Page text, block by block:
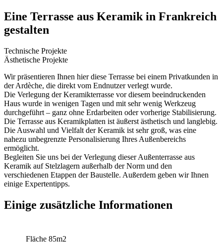
Eine Terrasse aus Keramik in Frankreich
gestalten
Technische Projekte
Ästhetische Projekte
Wir präsentieren Ihnen hier diese Terrasse bei einem Privatkunden in
der Ardèche, die direkt vom Endnutzer verlegt wurde.
Die Verlegung der Keramikterrasse vor diesem beeindruckenden
Haus wurde in wenigen Tagen und mit sehr wenig Werkzeug
durchgeführt – ganz ohne Erdarbeiten oder vorherige Stabilisierung.
Die Terrasse aus Keramikplatten ist äußerst ästhetisch und langlebig.
Die Auswahl und Vielfalt der Keramik ist sehr groß, was eine
nahezu unbegrenzte Personalisierung Ihres Außenbereichs
ermöglicht.
Begleiten Sie uns bei der Verlegung dieser Außenterrasse aus
Keramik auf Stelzlagern außerhalb der Norm und den
verschiedenen Etappen der Baustelle. Außerdem geben wir Ihnen
einige Expertentipps.
Einige zusätzliche Informationen
Fläche 85m2